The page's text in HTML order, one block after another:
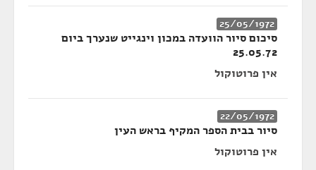
25/05/1972
סיכום סיור הוועדה במכון וינגייט שנערך ביום
25.05.72
אין פרוטוקול
22/05/1972
סיור בבית הספר המקיף בראש העין
אין פרוטוקול